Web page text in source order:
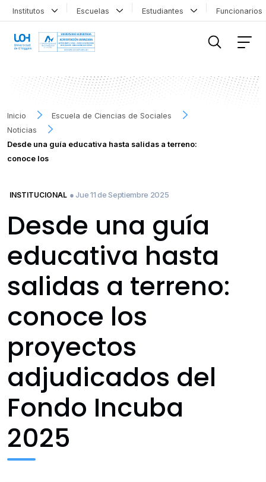
Institutos Escuelas Estudiantes
Inicio
Escuela de Ciencias de Sociales
Noticias
Desde una guía educativa hasta salidas a terreno:
conoce los
INSTITUCIONAL ● Jue 11 de Septiembre 2025
Desde una guía
educativa hasta
salidas a terreno:
conoce los
proyectos
adjudicados del
Fondo Incuba
2025